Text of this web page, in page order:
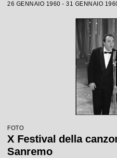
26 GENNAIO 1960 - 31 GENNAIO
FOTO
X Festival della
Sanremo